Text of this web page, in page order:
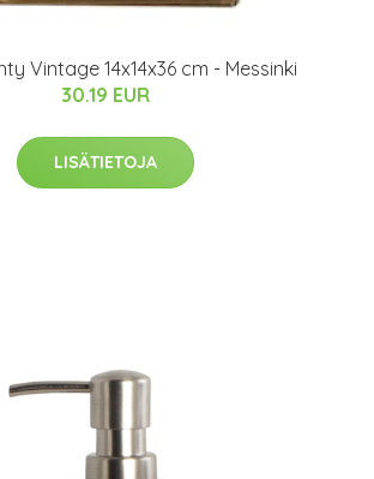
Vintage 14x14x36 cm - Messinki
30.19 EUR
LISÄTIETOJA